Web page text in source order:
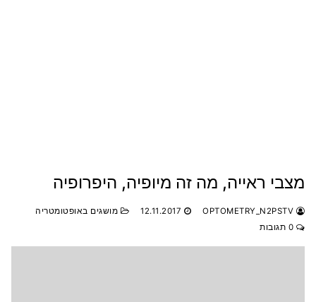
מצבי ראייה, מה זה מיופיה, היפרופיה
12.11.2017
מושגים באופטומטריה